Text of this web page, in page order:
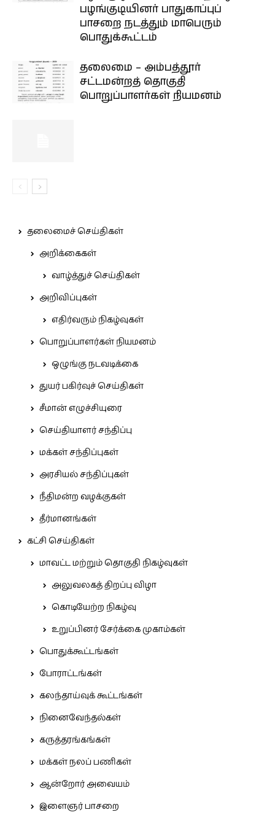
பழங்குடியினர் பாதுகாப்புப்
பாசறை நடத்தும் மாபெரும்
பொதுக்கூட்டம்
தலைமை – அம்பத்தூர்
சட்டமன்றத் தொகுதி
பொறுப்பாளர்கள் நியமனம்
தலைமைச் செய்திகள்
அறிக்கைகள்
வாழ்த்துச் செய்திகள்
அறிவிப்புகள்
எதிர்வரும் நிகழ்வுகள்
பொறுப்பாளர்கள் நியமனம்
ஒழுங்கு நடவடிக்கை
துயர் பகிர்வுச் செய்திகள்
சீமான் எழுச்சியுரை
செய்தியாளர் சந்திப்பு
மக்கள் சந்திப்புகள்
அரசியல் சந்திப்புகள்
நீதிமன்ற வழக்குகள்
தீர்மானங்கள்
கட்சி செய்திகள்
மாவட்ட மற்றும் தொகுதி நிகழ்வுகள்
அலுவலகத் திறப்பு விழா
கொடியேற்ற நிகழ்வு
உறுப்பினர் சேர்க்கை முகாம்கள்
பொதுக்கூட்டங்கள்
போராட்டங்கள்
கலந்தாய்வுக் கூட்டங்கள்
நினைவேந்தல்கள்
கருத்தரங்கங்கள்
மக்கள் நலப் பணிகள்
ஆன்றோர் அவையம்
இளைஞர் பாசறை